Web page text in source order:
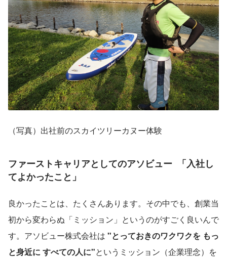
（写真）出社前のスカイツリーカヌー体験
ファーストキャリアとしてのアソビュー
「入社し
てよかったこと」
良かったことは、たくさんあります。その中でも、創業当
初から変わらぬ「ミッション」というのがすごく良いんで
す。アソビュー株式会社は "とっておきのワクワクを もっ
と身近に すべての人に"というミッション（企業理念）を